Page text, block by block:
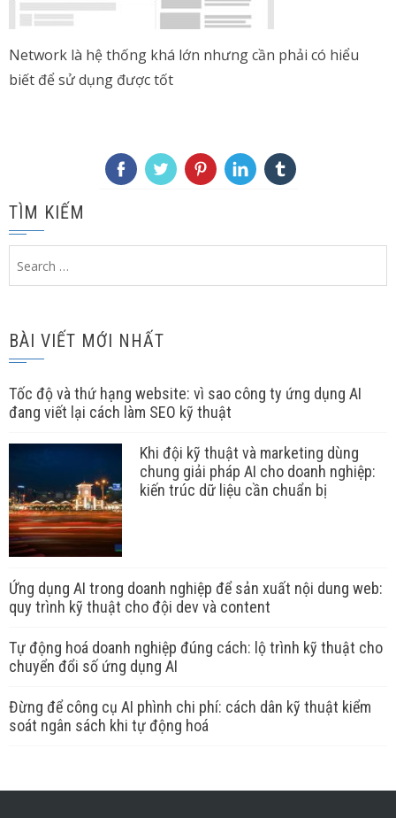
Network là hệ thống khá lớn nhưng cần phải có hiểu
biết để sử dụng được tốt
TÌM KIẾM
BÀI VIẾT MỚI NHẤT
Tốc độ và thứ hạng website: vì sao công ty ứng dụng AI
đang viết lại cách làm SEO kỹ thuật
Khi đội kỹ thuật và marketing dùng
chung giải pháp AI cho doanh nghiệp:
kiến trúc dữ liệu cần chuẩn bị
Ứng dụng AI trong doanh nghiệp để sản xuất nội dung web:
quy trình kỹ thuật cho đội dev và content
Tự động hoá doanh nghiệp đúng cách: lộ trình kỹ thuật cho
chuyển đổi số ứng dụng AI
Đừng để công cụ AI phình chi phí: cách dân kỹ thuật kiểm
soát ngân sách khi tự động hoá